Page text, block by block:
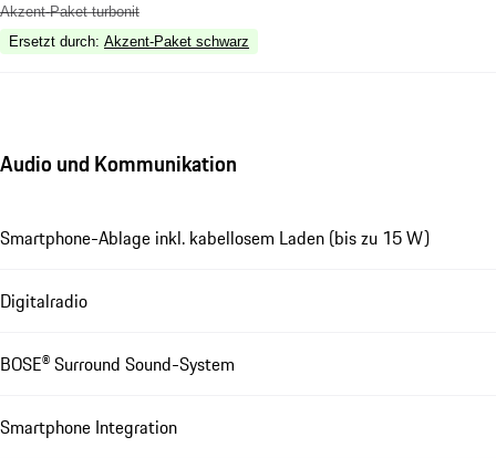
Akzent-Paket turbonit
Ersetzt durch: Akzent-Paket schwarz
Audio und Kommunikation
Smartphone-Ablage inkl. kabellosem Laden (bis zu 15 W)
Digitalradio
BOSE® Surround Sound-System
Smartphone Integration